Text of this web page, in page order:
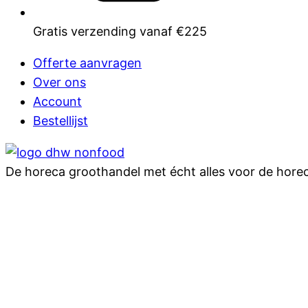
Gratis verzending vanaf €225
Offerte aanvragen
Over ons
Account
Bestellijst
De horeca groothandel met écht alles voor de